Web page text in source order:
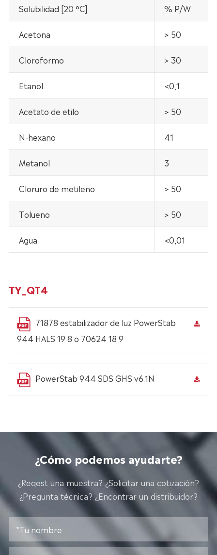
Solubilidad [20 °C] % P/W
Acetona > 50
Cloroformo > 30
Etanol <0,1
Acetato de etilo > 50
N-hexano 41
Metanol 3
Cloruro de metileno > 50
Tolueno > 50
Agua <0,01
TY_QT4
71878 estabilizador de luz PowerStab
944 HALS 19 8 o 70624 18 9
PowerStab 944 SDS GHS v6.1N
¿Cómo podemos ayudarte?
¿Reqest una muestra? ¿Solicitar una cotización?
¿Pregunta técnica? ¿Encontrar un distribuidor?